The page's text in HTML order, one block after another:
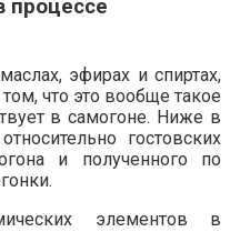
процессе
эфирах и спиртах,
что это вообще такое
в самогоне. Ниже в
гостовских
и полученного по
элементов в